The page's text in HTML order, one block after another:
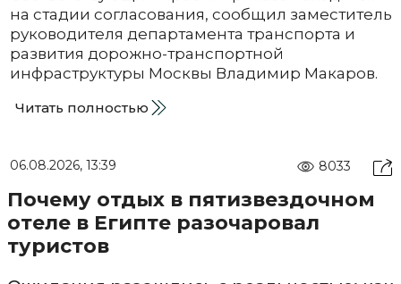
на стадии согласования, сообщил заместитель
руководителя департамента транспорта и
развития дорожно-транспортной
инфраструктуры Москвы Владимир Макаров.
Читать полностью
06.08.2026, 13:39 8033
Почему отдых в пятизвездочном
отеле в Египте разочаровал
туристов